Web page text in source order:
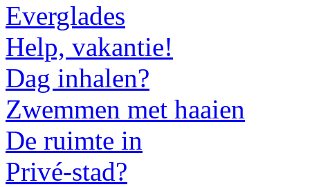
Everglades
Help, vakantie!
Dag inhalen?
Zwemmen met haaien
De ruimte in
Privé-stad?